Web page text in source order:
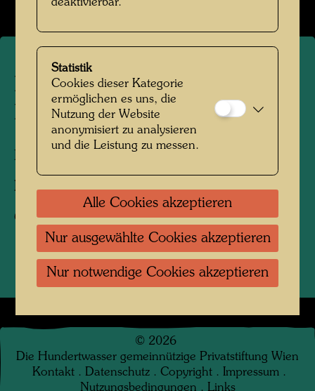
Pigsty in Hundertwassers
Kaurinui Valley
Kaurinui, Neuseeland, 2019
Fotograf:Richard Smart
Copyright:Richard Smart
© 2026
Die Hundertwasser gemeinnützige Privatstiftung Wien
Kontakt . Datenschutz . Copyright . Impressum .
Nutzungsbedingungen . Links
deaktivierbar.
Statistik
Cookies dieser Kategorie
ermöglichen es uns, die
Nutzung der Website
anonymisiert zu analysieren
und die Leistung zu messen.
Alle Cookies akzeptieren
Nur ausgewählte Cookies akzeptieren
Nur notwendige Cookies akzeptieren